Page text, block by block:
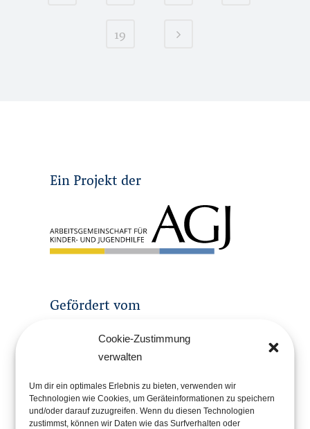
Cookie-Zustimmung
verwalten
Um dir ein optimales Erlebnis zu bieten, verwenden wir
Technologien wie Cookies, um Geräteinformationen zu speichern
und/oder darauf zuzugreifen. Wenn du diesen Technologien
zustimmst, können wir Daten wie das Surfverhalten oder
19
Ein Projekt der
Gefördert vom